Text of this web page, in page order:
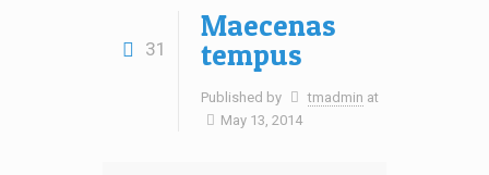
31
Maecenas
tempus
Published by tmadmin at
May 13, 2014